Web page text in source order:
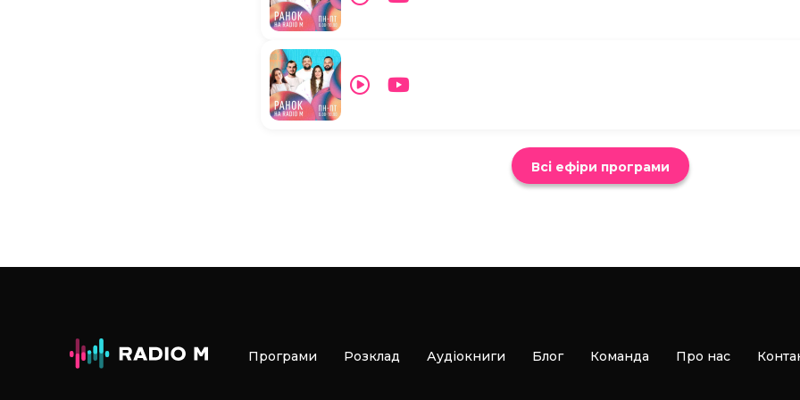
Всі ефіри програми
Програми Розклад Аудіокниги Блог Команда Про нас